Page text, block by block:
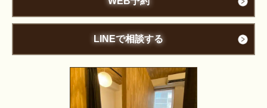
LINEで相談する